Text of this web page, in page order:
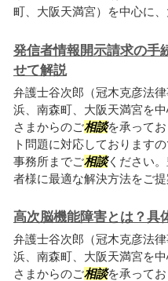
町、大阪天満宮）を中心に
発信者情報開示請求の手
せて解説
弁護士谷次郎（冠木克彦法
浜、南森町、大阪天満宮を
さまからのご相談を承って
ト問題に対応しております
事務所までご相談ください
者様に最適な解決方法をご
高次脳機能障害とは？具
弁護士谷次郎（冠木克彦法
浜、南森町、大阪天満宮を
さまからのご相談を承って